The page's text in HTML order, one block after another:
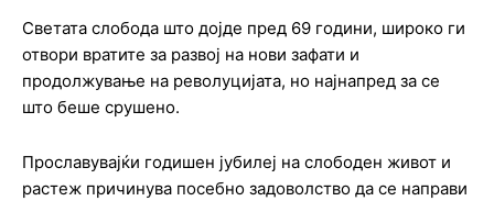
Светата слобода што дојде пред 69 години, широко ги
отвори вратите за развој на нови зафати и
продолжување на револуцијата, но најнапред за се
што беше срушено.
Прославувајќи годишен јубилеј на слободен живот и
растеж причинува посебно задоволство да се направи